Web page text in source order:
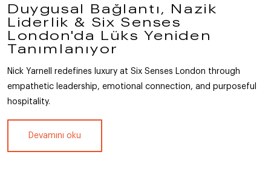
Duygusal Bağlantı, Nazik
Liderlik & Six Senses
London'da Lüks Yeniden
Tanımlanıyor
Nick Yarnell redefines luxury at Six Senses London through
empathetic leadership, emotional connection, and purposeful
hospitality.
Devamını oku